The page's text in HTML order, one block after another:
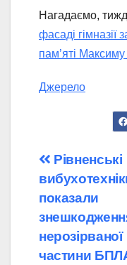
Нагадаємо,
фасаді гімназії
пам’яті Максиму
Джерело
записів
Рівненські
показали
нерозірваної
частини